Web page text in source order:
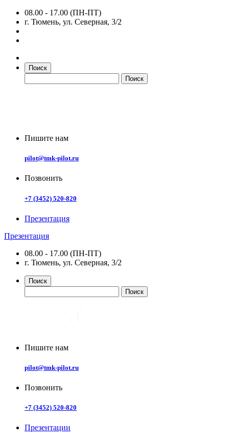
08.00 - 17.00 (ПН-ПТ)
г. Тюмень, ул. Северная, 3/2
Поиск
Пишите нам
pilot@tmk-pilot.ru
Позвонить
+7 (3452) 520-820
Презентация
Презентация
08.00 - 17.00 (ПН-ПТ)
г. Тюмень, ул. Северная, 3/2
Поиск
Пишите нам
pilot@tmk-pilot.ru
Позвонить
+7 (3452) 520-820
Презентации